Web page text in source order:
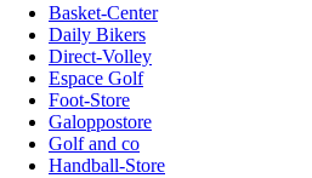
Basket-Center
Daily Bikers
Direct-Volley
Espace Golf
Foot-Store
Galoppostore
Golf and co
Handball-Store